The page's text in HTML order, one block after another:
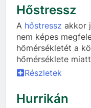
Hőstressz
A hőstressz akkor
nem képes
hőmérsékletét a
hőmérséklete
Részletek
Hurrikán